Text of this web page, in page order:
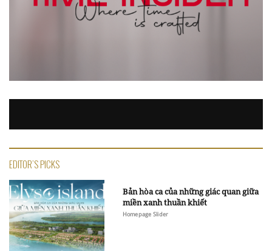
EDITOR'S PICKS
Bản hòa ca của những giác quan giữa
miền xanh thuần khiết
Homepage Slider